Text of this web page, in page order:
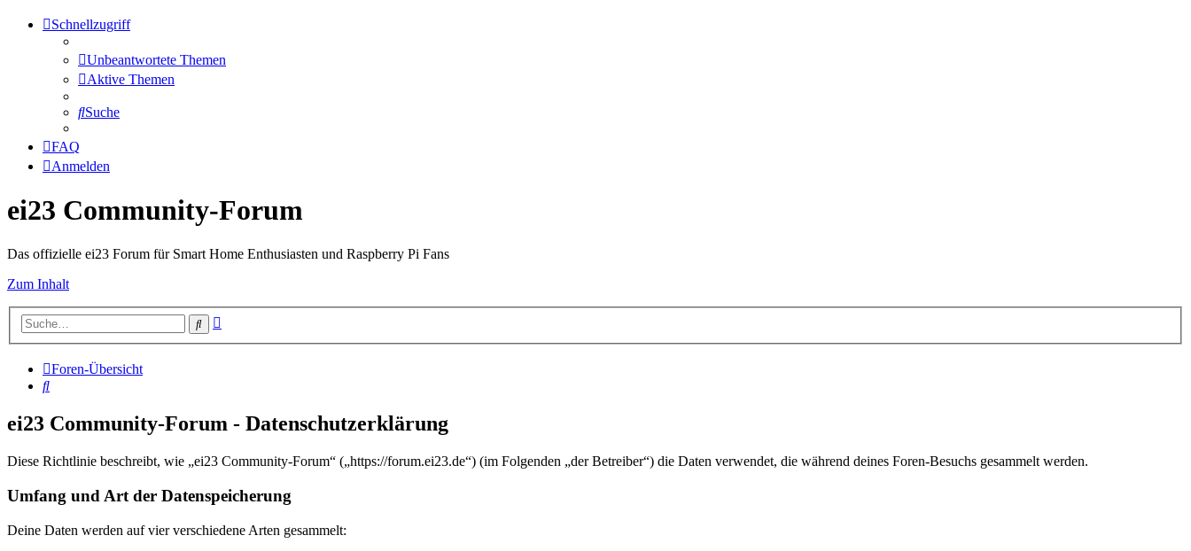
Schnellzugriff
Unbeantwortete Themen
Aktive Themen
Suche
FAQ
Anmelden
ei23 Community-Forum
Das offizielle ei23 Forum für Smart Home Enthusiasten und Raspberry Pi Fans
Zum Inhalt
Suche
Foren-Übersicht
Suche
ei23 Community-Forum - Datenschutzerklärung
Diese Richtlinie beschreibt, wie „ei23 Community-Forum“ („https://forum.ei23.de“) (im Folgenden „der Betreiber“) die Daten verwendet, die während deines Foren-Besuchs gesammelt werden.
Umfang und Art der Datenspeicherung
Deine Daten werden auf vier verschiedene Arten gesammelt: